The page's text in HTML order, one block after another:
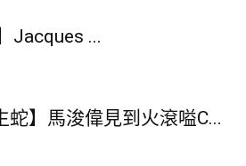
Jacques ...
蛇】馬浚偉見到火滾嗌C...